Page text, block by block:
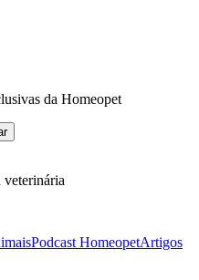
da Homeopet
veterinária
Podcast HomeopetArtigos